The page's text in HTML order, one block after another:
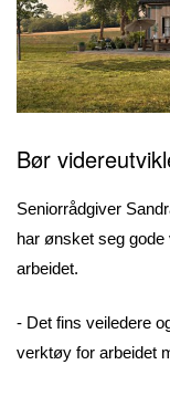
Bør
Seniorrådgiver
har ønsket seg
arbeidet.
- Det fins veiledere
verktøy for arbeidet